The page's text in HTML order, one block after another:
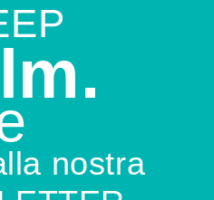
nostra